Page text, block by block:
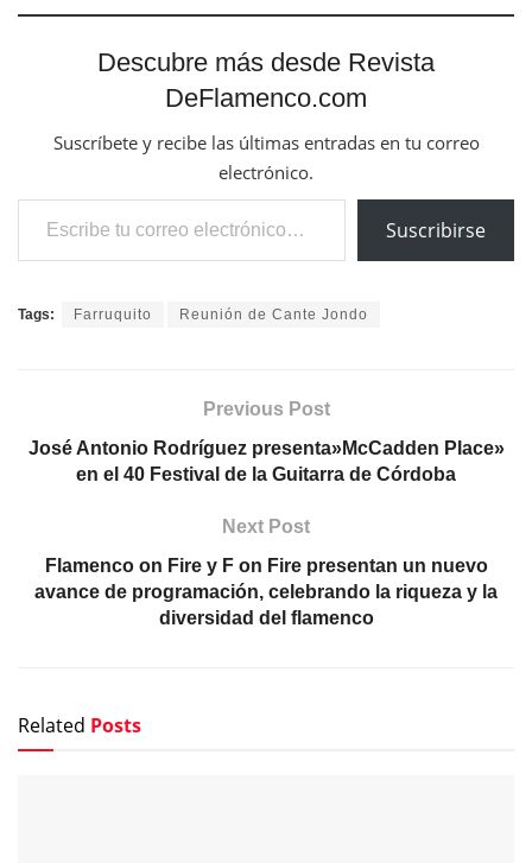
Descubre más desde Revista
DeFlamenco.com
Suscríbete y recibe las últimas entradas en tu correo
electrónico.
Escribe tu correo electrónico…
Suscribirse
Tags: Farruquito Reunión de Cante Jondo
Previous Post
José Antonio Rodríguez presenta»McCadden Place»
en el 40 Festival de la Guitarra de Córdoba
Next Post
Flamenco on Fire y F on Fire presentan un nuevo
avance de programación, celebrando la riqueza y la
diversidad del flamenco
Related Posts